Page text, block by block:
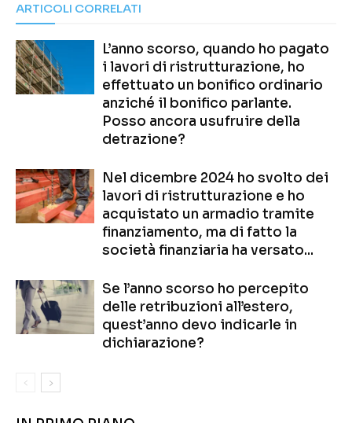
ARTICOLI CORRELATI
L’anno scorso, quando ho pagato
i lavori di ristrutturazione, ho
effettuato un bonifico ordinario
anziché il bonifico parlante.
Posso ancora usufruire della
detrazione?
Nel dicembre 2024 ho svolto dei
lavori di ristrutturazione e ho
acquistato un armadio tramite
finanziamento, ma di fatto la
società finanziaria ha versato...
Se l’anno scorso ho percepito
delle retribuzioni all’estero,
quest’anno devo indicarle in
dichiarazione?